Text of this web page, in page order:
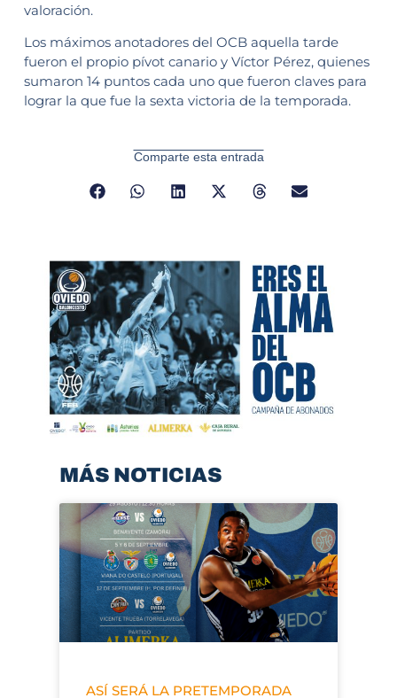
valoración.
Los máximos anotadores del OCB aquella tarde
fueron el propio pívot canario y Víctor Pérez, quienes
sumaron 14 puntos cada uno que fueron claves para
lograr la que fue la sexta victoria de la temporada.
Comparte esta entrada
MÁS NOTICIAS
ASÍ SERÁ LA PRETEMPORADA